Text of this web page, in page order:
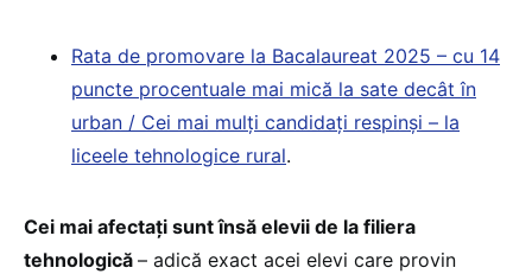
Rata de promovare la Bacalaureat 2025 – cu 14
puncte procentuale mai mică la sate decât în
urban / Cei mai mulți candidați respinși – la
liceele tehnologice rural.
Cei mai afectați sunt însă elevii de la filiera
tehnologică – adică exact acei elevi care provin